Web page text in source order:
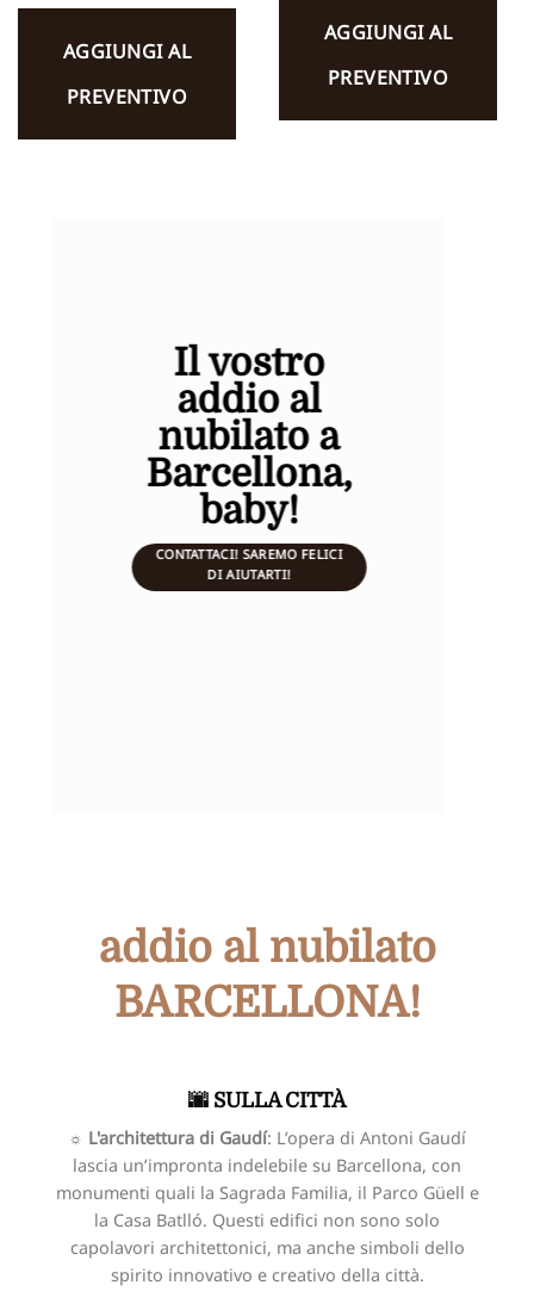
AGGIUNGI AL
PREVENTIVO
AGGIUNGI AL
PREVENTIVO
Il vostro
addio al
nubilato a
Barcellona,
baby!
CONTATTACI! SAREMO FELICI
DI AIUTARTI!
addio al nubilato
BARCELLONA!
🌆 SULLA CITTÀ
☼ L'architettura di Gaudí: L’opera di Antoni Gaudí
lascia un’impronta indelebile su Barcellona, con
monumenti quali la Sagrada Familia, il Parco Güell e
la Casa Batlló. Questi edifici non sono solo
capolavori architettonici, ma anche simboli dello
spirito innovativo e creativo della città.